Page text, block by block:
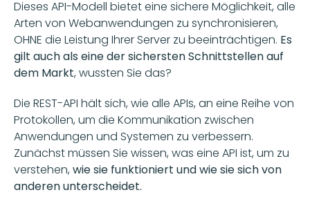
Dieses API-Modell bietet eine sichere Möglichkeit, alle
Arten von Webanwendungen zu synchronisieren,
OHNE die Leistung Ihrer Server zu beeinträchtigen. Es
gilt auch als eine der sichersten Schnittstellen auf
dem Markt, wussten Sie das?
Die REST-API hält sich, wie alle APIs, an eine Reihe von
Protokollen, um die Kommunikation zwischen
Anwendungen und Systemen zu verbessern.
Zunächst müssen Sie wissen, was eine API ist, um zu
verstehen, wie sie funktioniert und wie sie sich von
anderen unterscheidet.